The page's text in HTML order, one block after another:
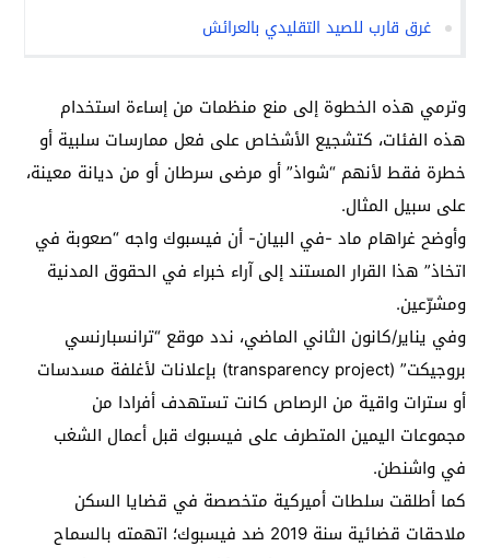
غرق قارب للصيد التقليدي بالعرائش
وترمي هذه الخطوة إلى منع منظمات من إساءة استخدام
هذه الفئات، كتشجيع الأشخاص على فعل ممارسات سلبية أو
خطرة فقط لأنهم “شواذ” أو مرضى سرطان أو من ديانة معينة،
على سبيل المثال.
وأوضح غراهام ماد -في البيان- أن فيسبوك واجه “صعوبة في
اتخاذ” هذا القرار المستند إلى آراء خبراء في الحقوق المدنية
ومشرّعين.
وفي يناير/كانون الثاني الماضي، ندد موقع “ترانسبارنسي
بروجيكت” (transparency project) بإعلانات لأغلفة مسدسات
أو سترات واقية من الرصاص كانت تستهدف أفرادا من
مجموعات اليمين المتطرف على فيسبوك قبل أعمال الشغب
في واشنطن.
كما أطلقت سلطات أميركية متخصصة في قضايا السكن
ملاحقات قضائية سنة 2019 ضد فيسبوك؛ اتهمته بالسماح